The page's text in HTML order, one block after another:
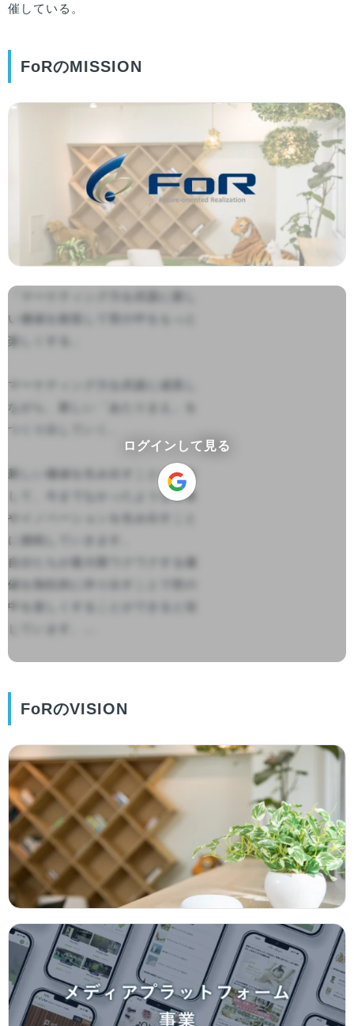
催している。
FoRのMISSION
「マーケティング力を武器に新し
い価値を創造して世の中をもっと
楽しくする」
マーケティング力を武器に成長し
ながら、新しい「あたりまえ」を
つくり出していく。
新しい価値を生み出すことに特化
して、今までなかったような事業
やイノベーションを生み出すこと
に挑戦していきます。
自分たちが最大限ワクワクする価
値を熱狂的に作り出すことで世の
中を楽しくすることができると信
じています。...
ログインして見る
FoRのVISION